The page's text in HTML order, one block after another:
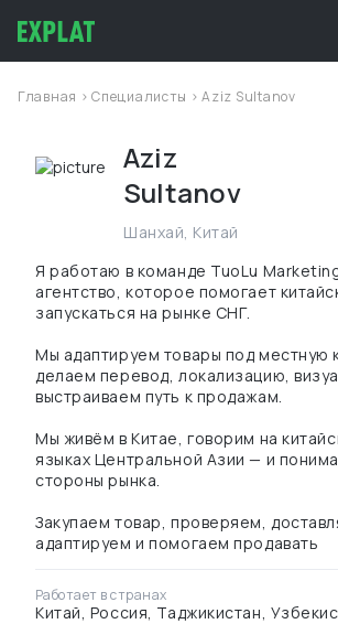
Главная >Специалисты > Aziz Sultanov
Aziz
Sultanov
Шанхай, Китай
Я работаю в команде TuoLu
агентство, которое помогает
запускаться на рынке СНГ.
Мы адаптируем товары под местную
делаем перевод, локализацию,
выстраиваем путь к продажам.
Мы живём в Китае, говорим на
языках Центральной Азии — и
стороны рынка.
Закупаем товар, проверяем,
адаптируем и помогаем продавать
Работает в странах
Китай, Россия, Таджикистан,